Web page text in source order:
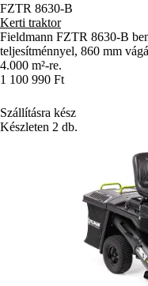
FZTR 8630-B
Kerti traktor
Fieldmann FZTR 8630-B
teljesítménnyel, 860 mm
4.000 m²-re.
1 100 990 Ft
Szállításra kész
Készleten 2 db.